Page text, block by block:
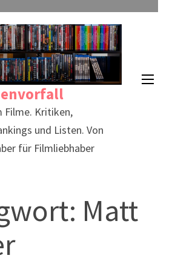
Filme. Kritiken,
und Listen. Von
für Filmliebhaber
Matt